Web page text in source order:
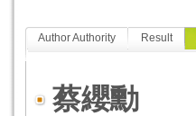
Author Authority Result
蔡纓勳